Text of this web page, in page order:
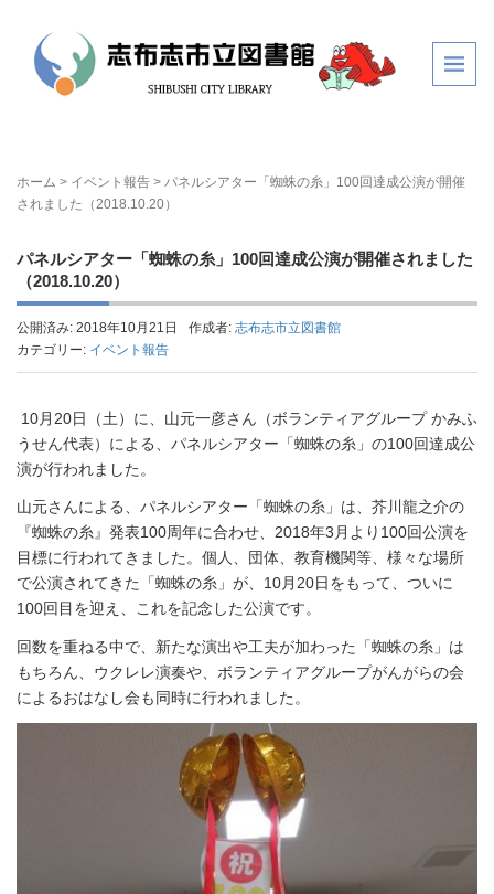
ホーム > イベント報告 > パネルシアター「蜘蛛の糸」100回達成公演が開催
されました（2018.10.20）
パネルシアター「蜘蛛の糸」100回達成公演が開催されました
（2018.10.20）
公開済み: 2018年10月21日 作成者: 志布志市立図書館
カテゴリー: イベント報告
10月20日（土）に、山元一彦さん（ボランティアグループ かみふ
うせん代表）による、パネルシアター「蜘蛛の糸」の100回達成公
演が行われました。
山元さんによる、パネルシアター「蜘蛛の糸」は、芥川龍之介の
『蜘蛛の糸』発表100周年に合わせ、2018年3月より100回公演を
目標に行われてきました。個人、団体、教育機関等、様々な場所
で公演されてきた「蜘蛛の糸」が、10月20日をもって、ついに
100回目を迎え、これを記念した公演です。
回数を重ねる中で、新たな演出や工夫が加わった「蜘蛛の糸」は
もちろん、ウクレレ演奏や、ボランティアグループがんがらの会
によるおはなし会も同時に行われました。